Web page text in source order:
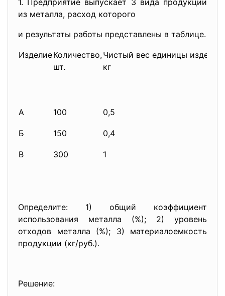
1. Предприятие выпускает 3 вида продукции
из металла, расход которого
и результаты работы представлены в таблице.
ИзделиеКоличество,
шт.
Чистый вес единицы изделия,
кг
А 100 0,5
Б 150 0,4
В 300 1
Определите: 1) общий коэффициент
использования металла (%); 2) уровень
отходов металла (%); 3) материалоемкость
продукции (кг/руб.).
Решение: